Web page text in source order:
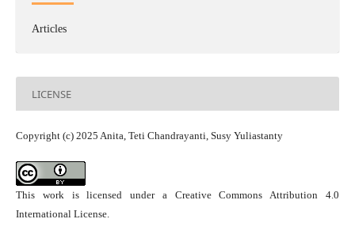
Articles
LICENSE
Copyright (c) 2025 Anita, Teti Chandrayanti, Susy Yuliastanty
This work is licensed under a Creative Commons Attribution 4.0
International License.